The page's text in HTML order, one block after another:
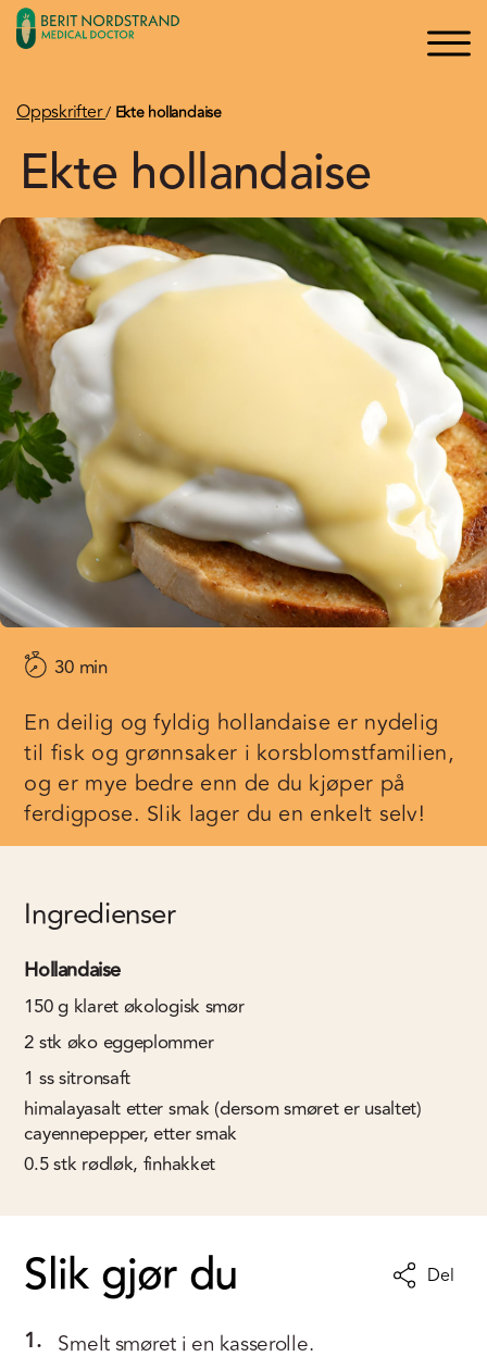
Søk ×
Bli medlem
Oppskrifter
Artikler
Kurs og Foredrag
×
Oppskrifter/ Ekte hollandaise
Ekte hollandaise
30 min
En deilig og fyldig hollandaise er nydelig
til fisk og grønnsaker i korsblomstfamilien,
og er mye bedre enn de du kjøper på
ferdigpose. Slik lager du en enkelt selv!
Ingredienser
Hollandaise
150g klaret økologisk smør
2stkøko eggeplommer
1 sssitronsaft
himalayasalt etter smak (dersom smøret er usaltet)
cayennepepper, etter smak
0.5stk rødløk, finhakket
Slik gjør du Del
1. Smelt smøret i en kasserolle.